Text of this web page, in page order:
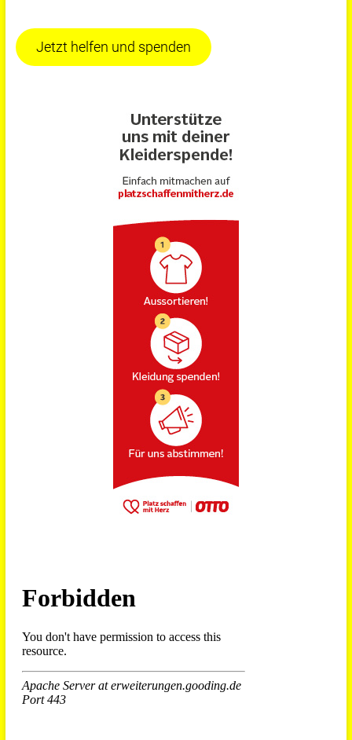
Jetzt helfen und spenden